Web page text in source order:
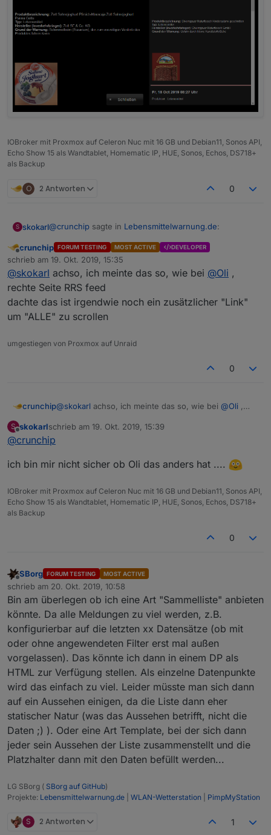
IOBroker mit Proxmox auf Celeron Nuc mit 16 GB und Debian11, Sonos API,
Echo Show 15 als Wandtablet, Homematic IP, HUE, Sonos, Echos, DS718+
als Backup
O 2 Antworten 0
S skokarl@crunchip sagte in Lebensmittelwarnung.de:
@skokarlsagte in
und rechts aller Warnungen ?
finde den Baum auch gerade nicht
lol..... view in widget....
alle, heisst bei mir 5 Meldungen....1 links, 4 rechts
Offline
crunchip FORUM TESTING MOST ACTIVE DEVELOPER
schrieb am 19. Okt. 2019, 15:35
zuletzt editiert von
@skokarl achso, ich meinte das so, wie bei @Oli ,
rechte Seite RRS feed
dachte das ist irgendwie noch ein zusätzlicher "Link"
um "ALLE" zu scrollen
umgestiegen von Proxmox auf Unraid
0
crunchip@skokarl achso, ich meinte das so, wie bei @Oli ,
dachte das ist irgendwie noch ein zusätzlicher "Link"
S skokarlschrieb am 19. Okt. 2019, 15:39
zuletzt editiert von
@crunchip
ich bin mir nicht sicher ob Oli das anders hat ....
IOBroker mit Proxmox auf Celeron Nuc mit 16 GB und Debian11, Sonos API,
Echo Show 15 als Wandtablet, Homematic IP, HUE, Sonos, Echos, DS718+
als Backup
0
Offline
SBorg FORUM TESTING MOST ACTIVE
schrieb am 20. Okt. 2019, 10:58
zuletzt editiert von
Bin am überlegen ob ich eine Art "Sammelliste" anbieten
könnte. Da alle Meldungen zu viel werden, z.B.
konfigurierbar auf die letzten xx Datensätze (ob mit
oder ohne angewendeten Filter erst mal außen
vorgelassen). Das könnte ich dann in einem DP als
HTML zur Verfügung stellen. Als einzelne Datenpunkte
wird das einfach zu viel. Leider müsste man sich dann
auf ein Aussehen einigen, da die Liste dann eher
statischer Natur (was das Aussehen betrifft, nicht die
Daten ;) ). Oder eine Art Template, bei der sich dann
jeder sein Aussehen der Liste zusammenstellt und die
Platzhalter dann mit den Daten befüllt werden...
LG SBorg ( SBorg auf GitHub)
Projekte: Lebensmittelwarnung.de WLAN-Wetterstation PimpMyStation
S 2 Antworten 1